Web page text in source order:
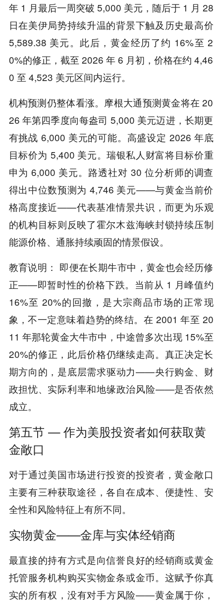
年 1 月最后一周突破 5,000 美元，随后于 1 月 28
日在美伊局势持续升温的背景下触及历史最高价
5,589.38 美元。此后，黄金经历了约 16%至 2
0%的修正，截至 2026 年 6 月初，价格在约 4,46
0 至 4,523 美元区间内运行。
机构预测仍整体看涨。摩根大通预测黄金将在 20
26 年第四季度向每盎司 5,000 美元迈进，长期更
有挑战 6,000 美元的可能。高盛设定 2026 年底
目标价为 5,400 美元。瑞银私人财富将目标价重
申为 6,000 美元。路透社对 30 位分析师的调查
得出中位数预测为 4,746 美元——与黄金当前价
格高度接近——代表基准情景共识，而更为乐观
的机构目标则反映了霍尔木兹海峡封锁持续压制
能源价格、通胀持续顽固的情景假设。
教育说明： 即便在长期牛市中，黄金也会经历修
正——即暂时性的价格下跌。当前从 1 月峰值约
16%至 20%的回撤，是大宗商品市场的正常现
象，不一定意味着趋势的终结。在 2001 年至 20
11 年那轮黄金大牛市中，中途曾多次出现 15%至
20%的修正，此后价格仍继续走高。真正决定长
期方向的，是底层需求驱动力——央行购金、财
政担忧、实际利率和地缘政治风险——是否依然
成立。
第五节 — 作为美股投资者如何获取黄
金敞口
对于通过美国市场进行投资的投资者，黄金敞口
主要有三种获取途径，各自在成本、便捷性、安
全性和风险特征上有所不同。
实物黄金——金库与实体经销商
最直接的持有方式是向信誉良好的经销商或黄金
托管服务机构购买实物金条或金币。这赋予你真
实的所有权，没有对手方风险——黄金属于你，